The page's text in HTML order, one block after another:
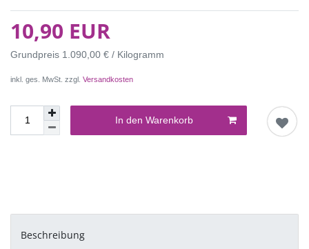
10,90 EUR
Grundpreis 1.090,00 € / Kilogramm
inkl. ges. MwSt. zzgl. Versandkosten
In den Warenkorb
Beschreibung